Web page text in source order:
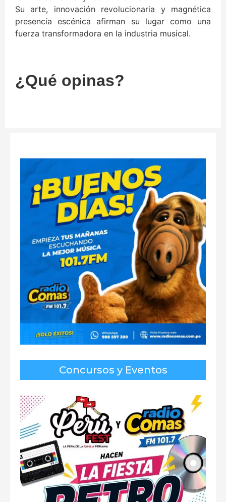
Su arte, innovación revolucionaria y magnética
presencia escénica afirman su lugar como una
fuerza transformadora en la industria musical.
¿Qué opinas?
Concursos y Eventos